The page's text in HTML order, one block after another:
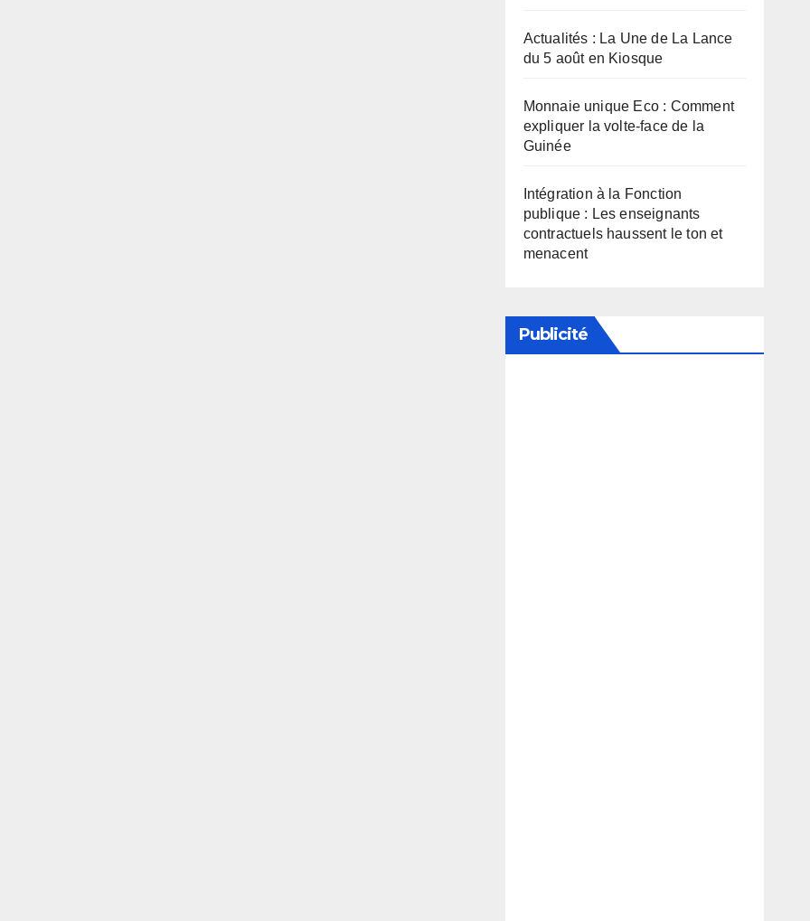
Actualités : La Une de La Lance
du 5 août en Kiosque
Monnaie unique Eco : Comment
expliquer la volte-face de la
Guinée
Intégration à la Fonction
publique : Les enseignants
contractuels haussent le ton et
menacent
Publicité